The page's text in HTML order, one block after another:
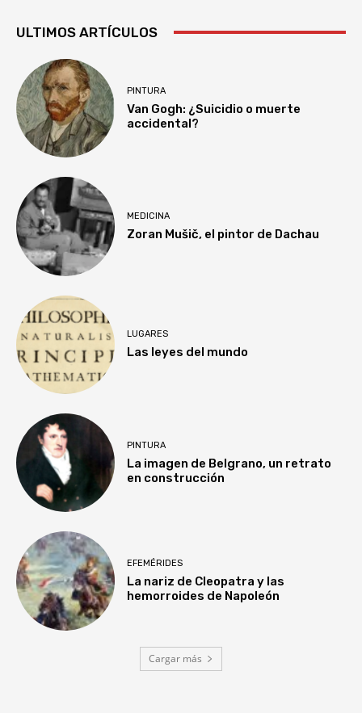
ULTIMOS ARTÍCULOS
PINTURA
Van Gogh: ¿Suicidio o muerte
accidental?
MEDICINA
Zoran Mušič, el pintor de Dachau
LUGARES
Las leyes del mundo
PINTURA
La imagen de Belgrano, un retrato
en construcción
EFEMÉRIDES
La nariz de Cleopatra y las
hemorroides de Napoleón
Cargar más